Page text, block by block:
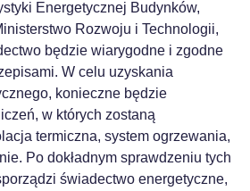
Energetycznej Budynków,
Rozwoju i Technologii,
będzie wiarygodne i zgodne
W celu uzyskania
konieczne będzie
w których zostaną
termiczna, system ogrzewania,
Po dokładnym sprawdzeniu tych
świadectwo energetyczne,